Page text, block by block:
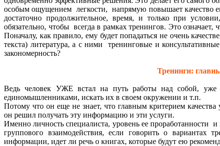
особым ощущением легкости, напрямую повышает качество
достаточно продолжительное, время, и только при
обязательно, чтобы всегда в рамках тренингов. Это
Поначалу, как правило, ему будет попадаться не очень
текста) литература, а с ними тренинговые и
закономерность?
Тренинги:
Ведь человек УЖЕ встал на путь работы над собой, уже
единомышленниками, искать их в своем окружении и т.п.
Потому что он еще не знает, что главным критерием качества
он решил получать эту информацию и эти услуги.
Именно личность специалиста, уровень ее проработанности
группового взаимодействия, если говорить о вариантах
информации, идет ли речь о книгах, которые будут ею